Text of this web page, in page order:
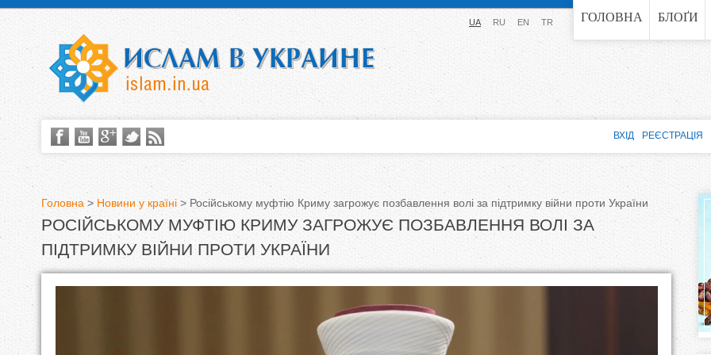
Jump to navigation ГОЛОВНА БЛОҐИ
UA RU EN TR
В
и
Головна > Новини у країні > Російському муфтію Криму загрожує позбавлення волі за підтримку війни проти України
РОСІЙСЬКОМУ МУФТІЮ КРИМУ ЗАГРОЖУЄ ПОЗБАВЛЕННЯ ВОЛІ ЗА
ПІДТРИМКУ ВІЙНИ ПРОТИ УКРАЇНИ
ВХІД РЕЄСТРАЦІЯ